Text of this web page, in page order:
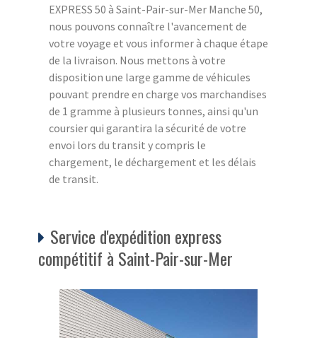
EXPRESS 50 à Saint-Pair-sur-Mer Manche 50,
nous pouvons connaître l'avancement de
votre voyage et vous informer à chaque étape
de la livraison. Nous mettons à votre
disposition une large gamme de véhicules
pouvant prendre en charge vos marchandises
de 1 gramme à plusieurs tonnes, ainsi qu'un
coursier qui garantira la sécurité de votre
envoi lors du transit y compris le
chargement, le déchargement et les délais
de transit.
Service d'expédition express
compétitif à Saint-Pair-sur-Mer